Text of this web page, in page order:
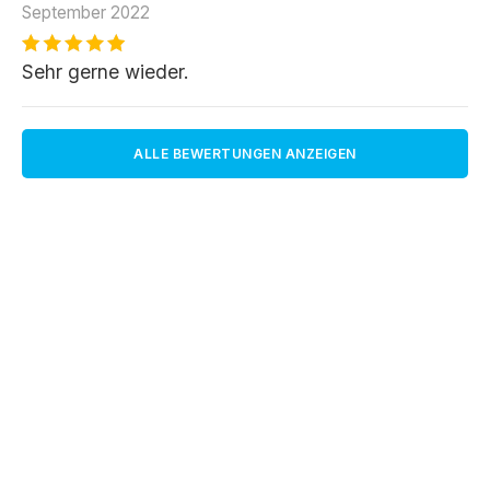
September 2022
Sehr gerne wieder.
ALLE BEWERTUNGEN ANZEIGEN